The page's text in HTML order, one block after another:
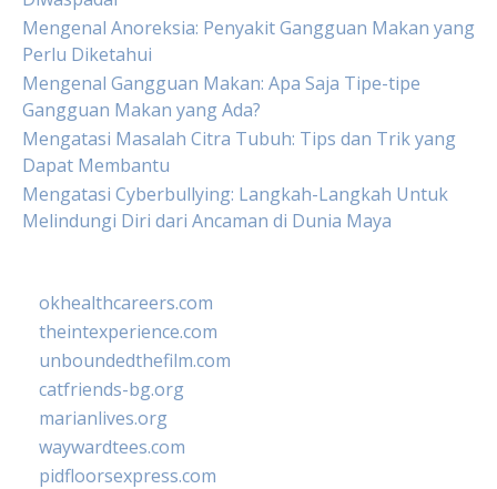
Mengenal Anoreksia: Penyakit Gangguan Makan yang
Perlu Diketahui
Mengenal Gangguan Makan: Apa Saja Tipe-tipe
Gangguan Makan yang Ada?
Mengatasi Masalah Citra Tubuh: Tips dan Trik yang
Dapat Membantu
Mengatasi Cyberbullying: Langkah-Langkah Untuk
Melindungi Diri dari Ancaman di Dunia Maya
okhealthcareers.com
theintexperience.com
unboundedthefilm.com
catfriends-bg.org
marianlives.org
waywardtees.com
pidfloorsexpress.com